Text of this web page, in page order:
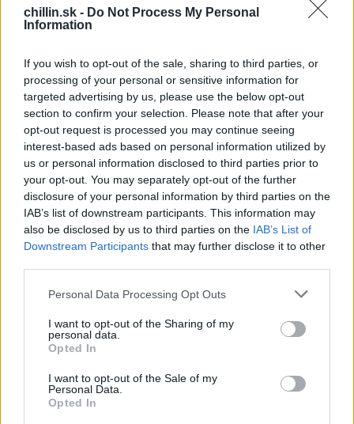
chillin.sk - Do Not Process My Personal
Information
If you wish to opt-out of the sale, sharing to third parties, or
processing of your personal or sensitive information for
targeted advertising by us, please use the below opt-out
section to confirm your selection. Please note that after your
opt-out request is processed you may continue seeing
interest-based ads based on personal information utilized by
us or personal information disclosed to third parties prior to
your opt-out. You may separately opt-out of the further
disclosure of your personal information by third parties on the
IAB’s list of downstream participants. This information may
also be disclosed by us to third parties on the IAB’s List of
Downstream Participants that may further disclose it to other
Personal Data Processing Opt Outs
I want to opt-out of the Sharing of my
personal data.
Opted In
I want to opt-out of the Sale of my
Personal Data.
Opted In
M
alý Gavin sa bohužiaľ narodil slepý a jeho
mamička ho vždy do škôlky a zo škôlky
domov držala za ruku. Nadišiel ale čas aby sa
o to pokúsil sám a prešiel so svojou slepeckou
paličkou.
Milujúca mamička sa rozhodla tento krásny moment
natočiť na svoj mobil aby mala pamiatku. Keď jej syn
prechádza cez cestu popdoruje ho aj slovami “Ty to
zvládneš” chlapec je odvážny a prechádza cez cestu
zároveň jej odpovedá “Ja to dokážem”. Malý chlapec
opatrne posúva nohy pred seba a hľadá to správne
S
c
h
f
o
r
: